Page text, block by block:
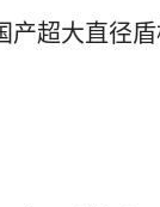
超大直径